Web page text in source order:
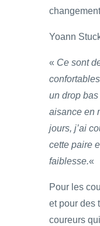
Yoann
« Ce sont
un drop
aisance en
jours, j’ai
cette paire
faiblesse.«
Pour les
et pour des
coureurs